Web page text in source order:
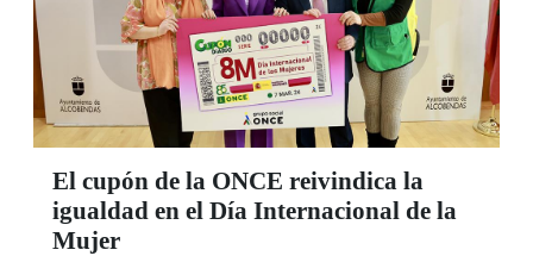
El cupón de la ONCE reivindica la
igualdad en el Día Internacional de la
Mujer